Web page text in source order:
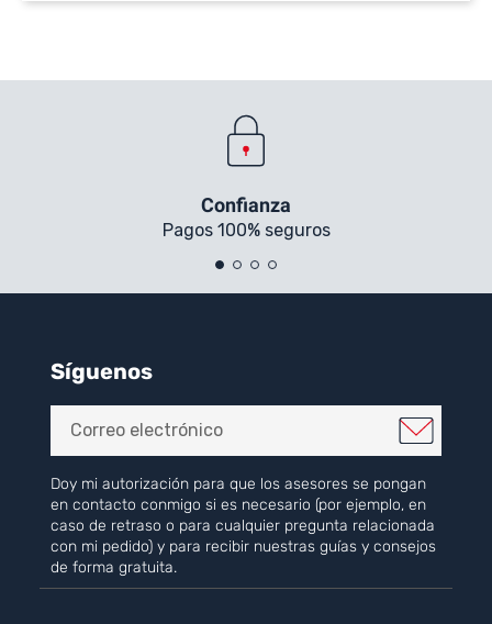
Confianza
Pagos 100% seguros
Síguenos
Doy mi autorización para que los asesores se pongan
en contacto conmigo si es necesario (por ejemplo, en
caso de retraso o para cualquier pregunta relacionada
con mi pedido) y para recibir nuestras guías y consejos
de forma gratuita.